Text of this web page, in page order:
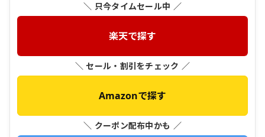
＼ 只今タイムセール中 ／
楽天で探す
＼ セール・割引をチェック ／
Amazonで探す
＼ クーポン配布中かも ／